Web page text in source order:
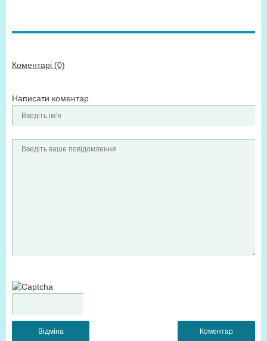
Коментарі (0)
Написати коментар